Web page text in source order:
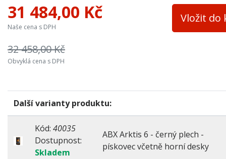
Teplovodní výměník
Materiál
Výška osy zadního kouřovodu
Barva
Barva plechu
31 484,00 Kč
Naše cena s DPH
Vložit do
32 458,00 Kč
Obvyklá cena s DPH
Další varianty produktu:
Kód: 40035
Dostupnost:
Skladem
ABX Arktis 6 - černý plech -
pískovec včetně horní desky